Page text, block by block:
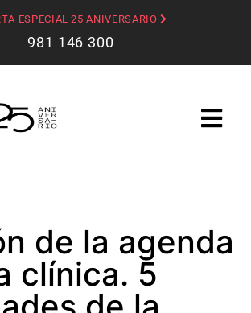
ESPECIAL 25 ANIVERSARIO
981 146 300
de la agenda
clínica. 5